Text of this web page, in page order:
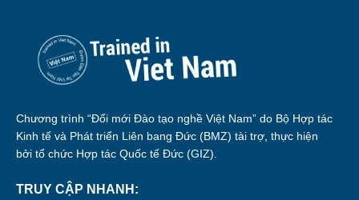
Chương trình “Đổi mới Đào tạo nghề Việt Nam” do Bộ Hợp tác
Kinh tế và Phát triển Liên bang Đức (BMZ) tài trợ, thực hiện
bởi tổ chức Hợp tác Quốc tế Đức (GIZ).
TRUY CẬP NHANH: